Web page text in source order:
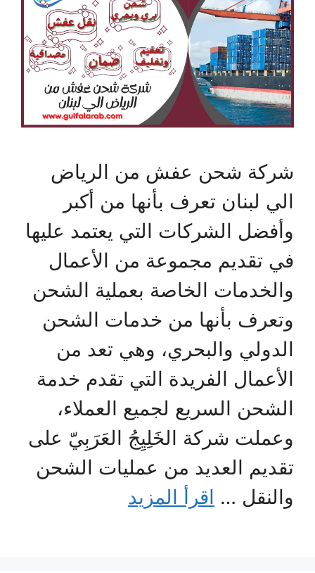
شركة شحن عفش من الرياض
الي لبنان تعرف بأنها من أكبر
وأفضل الشركات التي يعتمد عليها
في تقديم مجموعة من الأعمال
والخدمات الخاصة بعملية الشحن
وتعرف بأنها من خدمات الشحن
الدولي والبحري، وهي تعد من
الأعمال الفريدة التي تقدم خدمة
الشحن السريع لجميع العملاء،
وعملت شركة الخَلِيِجُ العَرَبِيّ على
تقديم العديد من عمليات الشحن
والنقل … اقرأ المزيد